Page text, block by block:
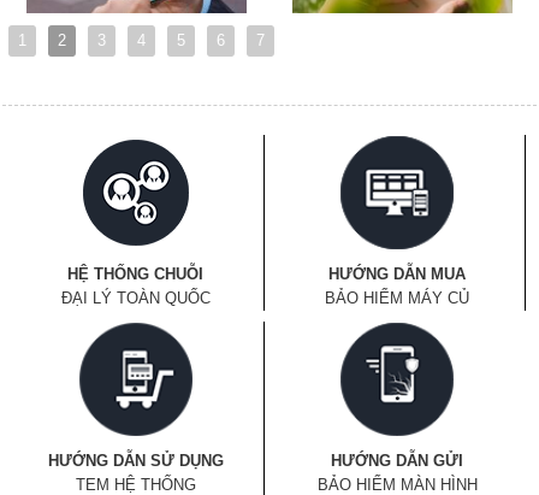
1 2 3 4 5 6 7
HỆ THỐNG CHUỖI
ĐẠI LÝ TOÀN QUỐC
HƯỚNG DẪN MUA
BẢO HIỂM MÁY CỦ
HƯỚNG DẪN SỬ DỤNG
TEM HỆ THỐNG
HƯỚNG DẪN GỬI
BẢO HIỂM MÀN HÌNH